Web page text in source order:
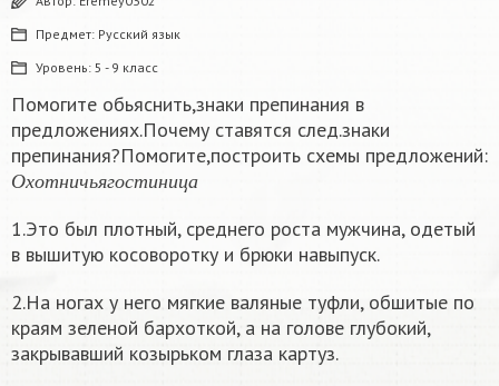
Предмет: Русский язык
Уровень: 5 - 9 класс
Помогите обьяснить,знаки препинания в
предложениях.Почему ставятся след.знаки
препинания?Помогите,построить схемы предложений:
Ох о т н и ч ьяг о с т и н и ц а
Охотничьяго стиниц а
1.Это был плотный, среднего роста мужчина, одетый
в вышитую косоворотку и брю­ки навыпуск.
2.На ногах у него мягкие валяные туфли, обшитые по
краям зеленой бархоткой, а на голове глубокий,
закрывав­ший козырьком глаза картуз.